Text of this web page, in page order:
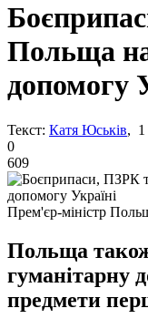
Польща
допомогу
Текст: Катя Юськів, 1
0
609
Прем'єр-міністр
Польща
гуманітарну
предмети